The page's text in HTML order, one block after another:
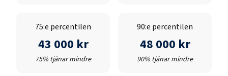
75:e percentilen
43 000 kr
75% tjänar mindre
90:e percentilen
48 000 kr
90% tjänar mindre